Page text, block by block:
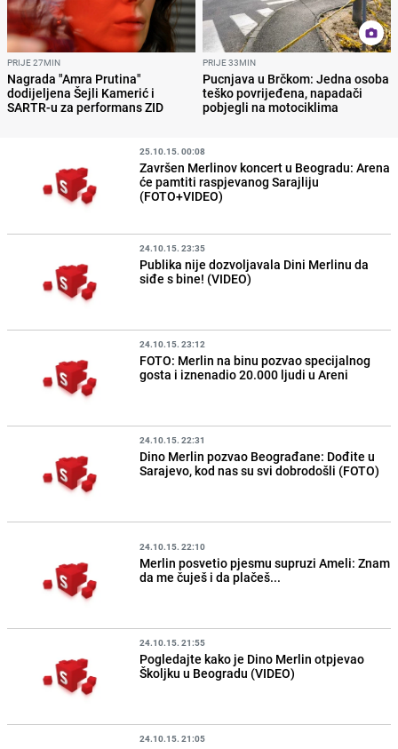
PRIJE 27MIN
Nagrada "Amra Prutina"
dodijeljena Šejli Kamerić i
SARTR-u za performans ZID
PRIJE 33MIN
Pucnjava u Brčkom: Jedna osoba
teško povrijeđena, napadači
pobjegli na motociklima
25.10.15. 00:08
Završen Merlinov koncert u Beogradu: Arena
će pamtiti raspjevanog Sarajliju
(FOTO+VIDEO)
24.10.15. 23:35
Publika nije dozvoljavala Dini Merlinu da
siđe s bine! (VIDEO)
24.10.15. 23:12
FOTO: Merlin na binu pozvao specijalnog
gosta i iznenadio 20.000 ljudi u Areni
24.10.15. 22:31
Dino Merlin pozvao Beograđane: Dođite u
Sarajevo, kod nas su svi dobrodošli (FOTO)
24.10.15. 22:10
Merlin posvetio pjesmu supruzi Ameli: Znam
da me čuješ i da plačeš...
24.10.15. 21:55
Pogledajte kako je Dino Merlin otpjevao
Školjku u Beogradu (VIDEO)
24.10.15. 21:05